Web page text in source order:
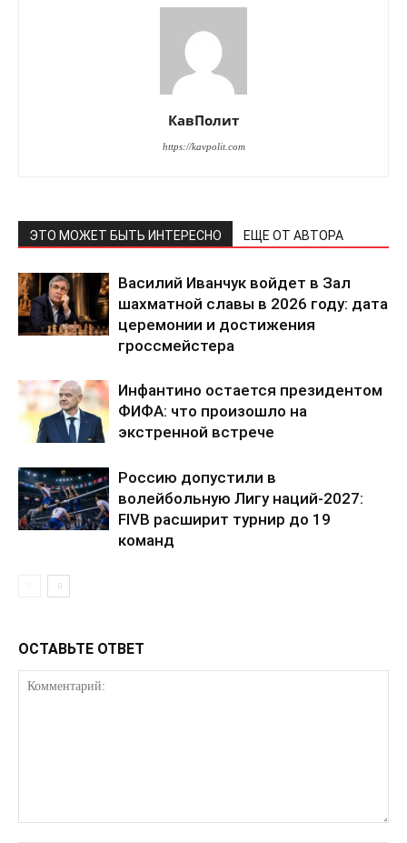
КавПолит
https://kavpolit.com
ЭТО МОЖЕТ БЫТЬ ИНТЕРЕСНО ЕЩЕ ОТ АВТОРА
Василий Иванчук войдет в Зал
шахматной славы в 2026 году: дата
церемонии и достижения
гроссмейстера
Инфантино остается президентом
ФИФА: что произошло на
экстренной встрече
Россию допустили в
волейбольную Лигу наций-2027:
FIVB расширит турнир до 19
команд
ОСТАВЬТЕ ОТВЕТ